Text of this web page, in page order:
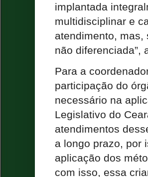
implantada
multidisciplinar e
atendimento, mas,
não diferenciada”,
Para a
participação do
necessário na
Legislativo do
atendimentos
a longo prazo, por
aplicação dos
com isso, essa